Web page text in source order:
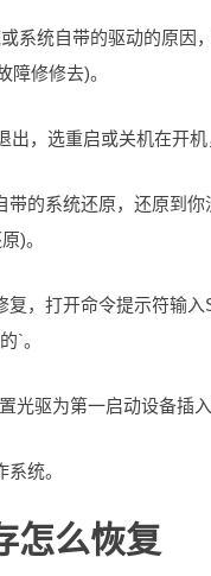
系统自带的驱动的原因
障修修去)。
出，选重启或关机在开
带的系统还原，还原到
)。
复，打开命令提示符输
`。
光驱为第一启动设备插
统。
怎么恢复